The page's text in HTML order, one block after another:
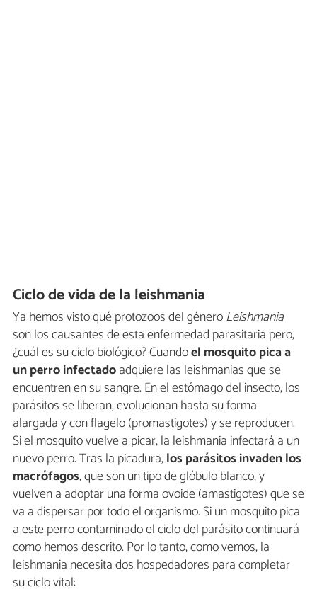
Ciclo de vida de la leishmania
Ya hemos visto qué protozoos del géneroLeishmania
son los causantes de esta enfermedad parasitaria pero,
¿cuál es su ciclo biológico? Cuandoel mosquito pica a
un perro infectadoadquiere las leishmanias que se
encuentren en su sangre. En el estómago del insecto, los
parásitos se liberan, evolucionan hasta su forma
alargada y con flagelo (promastigotes) y se reproducen.
Si el mosquito vuelve a picar, la leishmania infectará a un
nuevo perro. Tras la picadura,los parásitos invaden los
macrófagos, que son un tipo de glóbulo blanco, y
vuelven a adoptar una forma ovoide (amastigotes) que se
va a dispersar por todo el organismo. Si un mosquito pica
a este perro contaminado el ciclo del parásito continuará
como hemos descrito. Por lo tanto, como vemos, la
leishmania necesita dos hospedadores para completar
su ciclo vital: